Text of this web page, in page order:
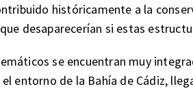
históricamente a la
desaparecerían si estas
se encuentran muy
entorno de la Bahía de Cádiz,